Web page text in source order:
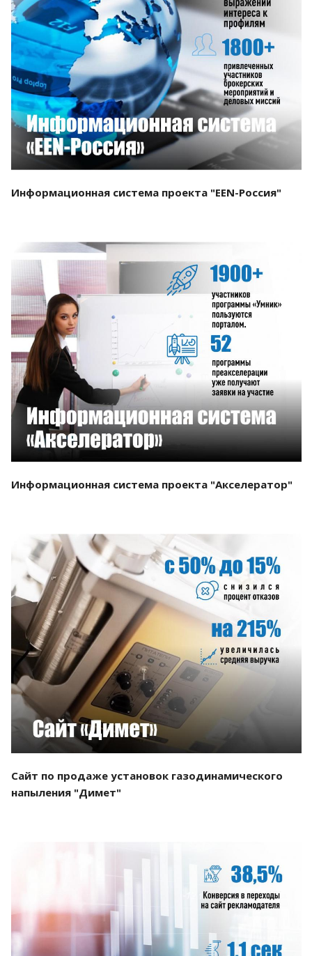
Смотреть проект
Информационная система проекта "EEN-Россия"
Смотреть проект
Информационная система проекта "Акселератор"
Смотреть проект
Сайт по продаже установок газодинамического
напыления "Димет"